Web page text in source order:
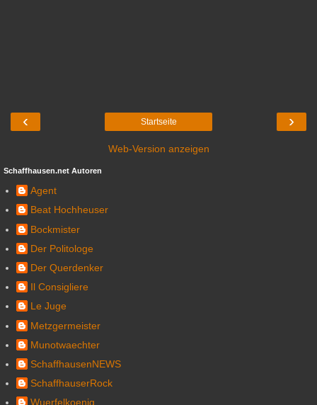
‹ ›
Startseite
Web-Version anzeigen
Schaffhausen.net Autoren
Agent
Beat Hochheuser
Bockmister
Der Politologe
Der Querdenker
Il Consigliere
Le Juge
Metzgermeister
Munotwaechter
SchaffhausenNEWS
SchaffhauserRock
Wuerfelkoenig